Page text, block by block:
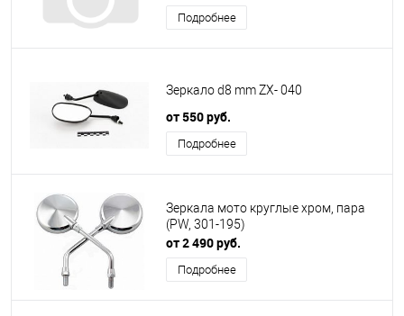
Подробнее
Зеркало d8 mm ZX- 040
от 550 руб.
Подробнее
Зеркала мото круглые хром, пара
(PW, 301-195)
от 2 490 руб.
Подробнее